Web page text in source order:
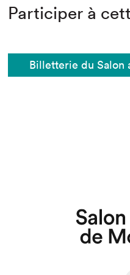
Participer à
Billetterie du Salon